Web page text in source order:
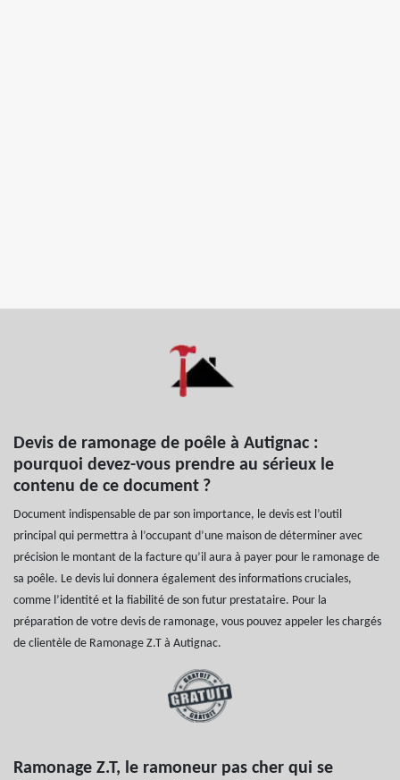
Devis de ramonage de poêle à Autignac :
pourquoi devez-vous prendre au sérieux le
contenu de ce document ?
Document indispensable de par son importance, le devis est l’outil
principal qui permettra à l’occupant d’une maison de déterminer avec
précision le montant de la facture qu’il aura à payer pour le ramonage de
sa poêle. Le devis lui donnera également des informations cruciales,
comme l’identité et la fiabilité de son futur prestataire. Pour la
préparation de votre devis de ramonage, vous pouvez appeler les chargés
de clientèle de Ramonage Z.T à Autignac.
Ramonage Z.T, le ramoneur pas cher qui se